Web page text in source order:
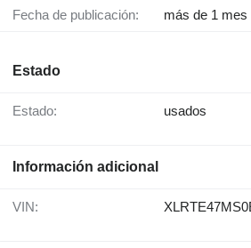
Fecha de publicación: más de 1 mes
Estado
Estado: usados
Información adicional
VIN: